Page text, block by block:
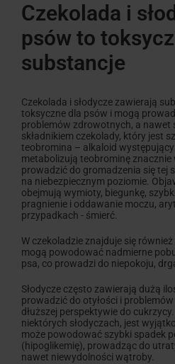
Czekolada i
psów to
substancje
Czekolada i słodycze zawierają
toksyczne dla psów i mogą
problemów zdrowotnych, a nawet
składnikiem czekolady, który jest
teobromina – alkaloid
metabolizują teobrominę znacznie
prowadzić do gromadzenia się tej
na niebezpiecznym poziomie.
obejmują wymioty, biegunkę,
pragnienie i oddawanie moczu,
przypadkach - śmierć.
W czekoladzie znajduje się
mogą powodować nadmierne
psa, co prowadzi do niepokoju,
Słodycze często zawierają dużą
prowadzić do otyłości i
dłuższej perspektywie do
niektórych słodyczach, jest
może powodować szybki spadek
(hipoglikemię), prowadząc do
nawet niewydolności wątroby.